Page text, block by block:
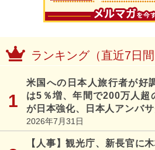
ランキング（直近7日間
米国への日本人旅行者が好
は5％増、年間で200万人超
が日本強化、日本人アンバ
2026年7月31日
【人事】観光庁、新長官に